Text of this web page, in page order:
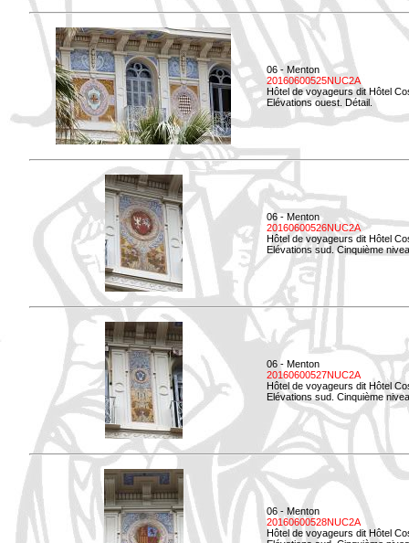
06 - Menton
20160600525NUC2A
Hôtel de voyageurs dit Hôtel
Elévations ouest. Détail.
06 - Menton
20160600526NUC2A
Hôtel de voyageurs dit Hôtel
Elévations sud. Cinquième
06 - Menton
20160600527NUC2A
Hôtel de voyageurs dit Hôtel
Elévations sud. Cinquième
06 - Menton
20160600528NUC2A
Hôtel de voyageurs dit Hôtel